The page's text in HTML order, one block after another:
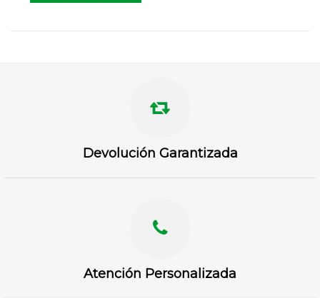
Devolución Garantizada
Atención Personalizada